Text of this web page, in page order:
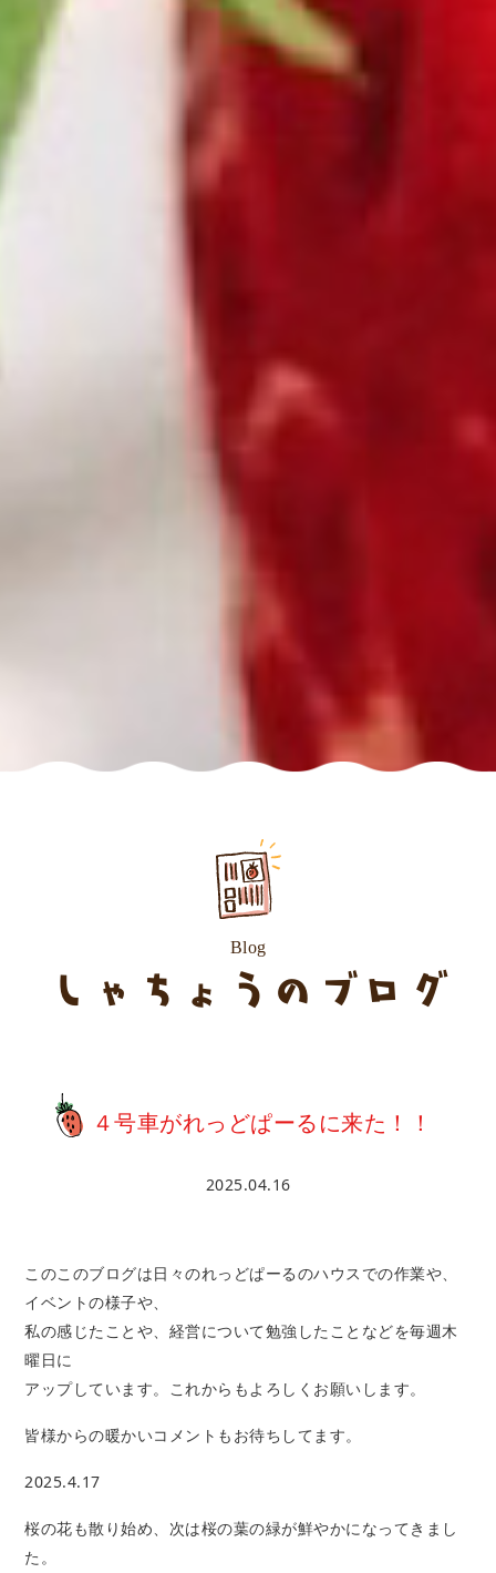
Blog
しゃちょうのブログ
４号車がれっどぱーるに来た！！
2025.04.16
このこのブログは日々のれっどぱーるのハウスでの作業や、
イベントの様子や、
私の感じたことや、経営について勉強したことなどを毎週木
曜日に
アップしています。これからもよろしくお願いします。
皆様からの暖かいコメントもお待ちしてます。
2025.4.17
桜の花も散り始め、次は桜の葉の緑が鮮やかになってきまし
た。